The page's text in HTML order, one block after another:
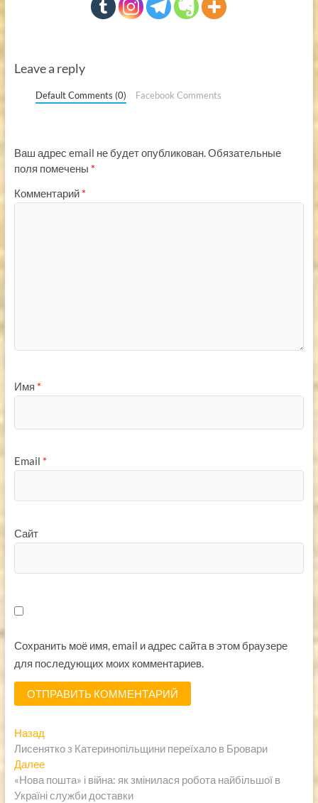
Leave a reply
Default Comments (0) Facebook Comments
Ваш адрес email не будет опубликован.Обязательные
поля помечены *
Комментарий *
Имя *
Email *
Сайт
Сохранить моё имя, email и адрес сайта в этом браузере
для последующих моих комментариев.
Навигация
по
записям
НазадПредыдущая
запись:
Лисенятко з Катеринопільщини переїхало в Бровари
ДалееСледующая
запись:
«Нова пошта» і війна: як змінилася робота найбільшої в
Україні служби доставки